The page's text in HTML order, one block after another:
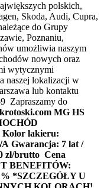
polskich,
Skoda, Audi, Cupra,
do Grupy
Poznaniu,
umożliwia naszym
nowych oraz
wytycznymi
naszej lokalizacji w
lub kontaktu
Zapraszamy do
MG HS
Kolor lakieru:
Gwarancja: 7 lat /
zł/brutto Cena
BENEFITÓW:
*SZCZEGÓŁY U